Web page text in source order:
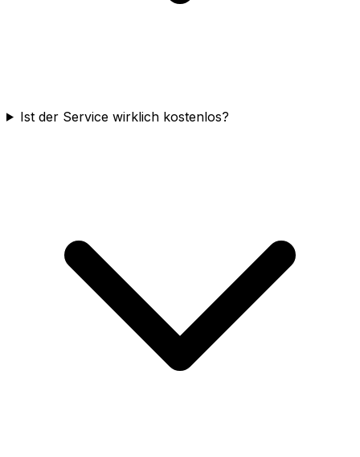
Ist der Service wirklich kostenlos?